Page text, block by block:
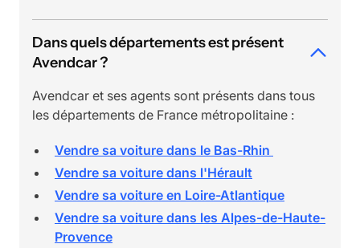
Dans quels départements est présent
Avendcar ?
Avendcar et ses agents sont présents dans tous
les départements de France métropolitaine :
Vendre sa voiture dans le Bas-Rhin
Vendre sa voiture dans l'Hérault
Vendre sa voiture en Loire-Atlantique
Vendre sa voiture dans les Alpes-de-Haute-
Provence